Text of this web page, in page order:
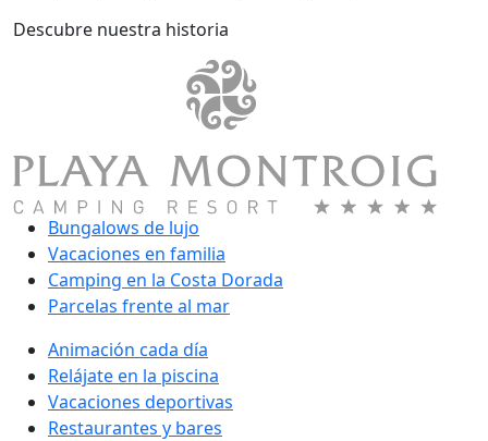
Descubre nuestra historia
Bungalows de lujo
Vacaciones en familia
Camping en la Costa Dorada
Parcelas frente al mar
Animación cada día
Relájate en la piscina
Vacaciones deportivas
Restaurantes y bares